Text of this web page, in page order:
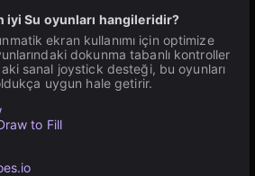
iyi Su oyunları hangileridir?
ekran kullanımı için optimize
dokunma tabanlı kontroller
sanal joystick desteği, bu oyunları
uygun hale getirir.
to Fill